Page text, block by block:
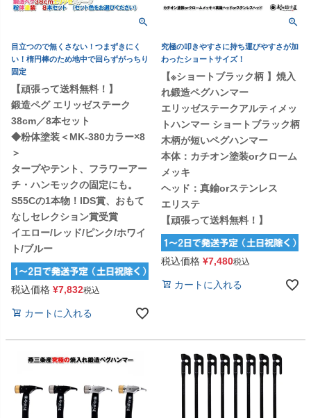
目立つので無くさない！つまずきにく
い！楕円棒のため地中で回らずがっちり
固定
【頑張って送料無料！】
鍛造ペグ エリッゼステーク
38cm／8本セット
◆粉体塗装＜MK-380カラー×8
＞
タープやテント、フラワーアー
チ・ハンモックの固定にも。
S55Cの1本物！IDS賞、おもて
なしセレクション賞受賞
イエロー/レッド/ピンク/ホワイ
ト/ブルー
税込価格 ¥7,832税込
カートに入れる
究極の叩きやすさに持ち運びやすさが加
わったショートサイズ！
【※ショートブラック柄 】焼入
れ鍛造ペグハンマー
エリッゼステークアルティメッ
トハンマー ショートブラック柄
木柄が短いペグハンマー
本体：カチオン塗装orクローム
メッキ
ヘッド：真鍮orステンレス
エリステ
【頑張って送料無料！】
税込価格 ¥7,480税込
カートに入れる